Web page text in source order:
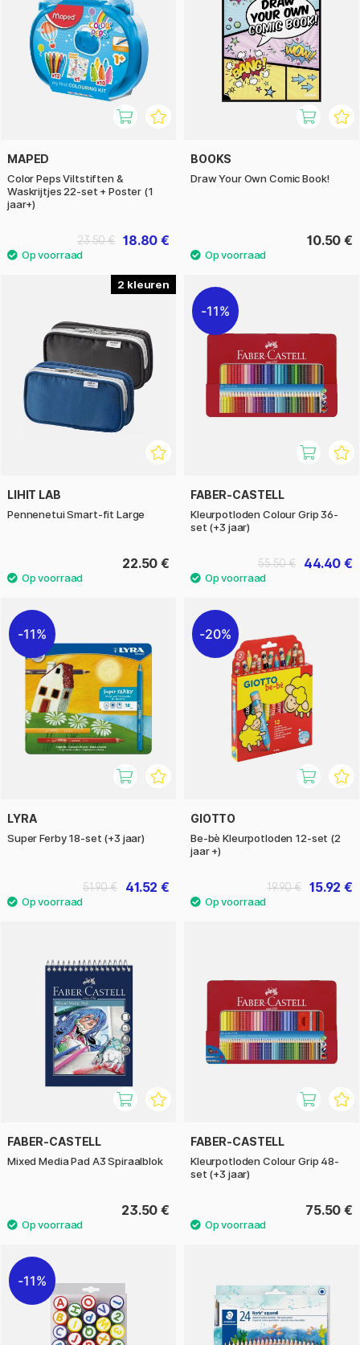
MAPED
Color Peps Viltstiften &
Waskrijtjes 22-set + Poster (1
jaar+)
18.80 €
23.50 €
BOOKS
Draw Your Own Comic Book!
10.50 €
2
LIHIT LAB
Pennenetui Smart-fit Large
22.50 €
11%
FABER-CASTELL
Kleurpotloden Colour Grip 36-
set (+3 jaar)
44.40 €
55.50 €
11%
LYRA
Super Ferby 18-set (+3 jaar)
41.52 €
51.90 €
20%
GIOTTO
Be-bè Kleurpotloden 12-set (2
jaar +)
15.92 €
19.90 €
FABER-CASTELL
Mixed Media Pad A3 Spiraalblok
23.50 €
FABER-CASTELL
Kleurpotloden Colour Grip 48-
set (+3 jaar)
75.50 €
11%